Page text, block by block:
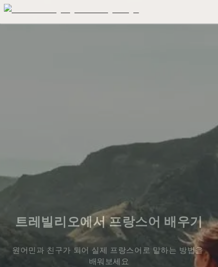
트레빌리오에서 프랑스어 배우기
원어민과 친구가 되어 실제 프랑스어로 말하는 방법을
배워보세요